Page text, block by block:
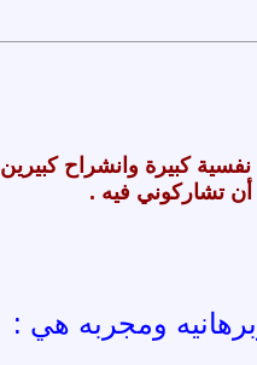
كبيرة وانشراح كبيرين
تشاركوني فيه .
ومجربه هي :